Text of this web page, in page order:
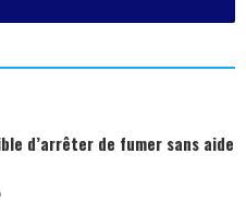
d’arrêter de fumer sans aide